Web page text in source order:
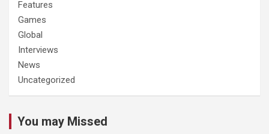
Features
Games
Global
Interviews
News
Uncategorized
You may Missed